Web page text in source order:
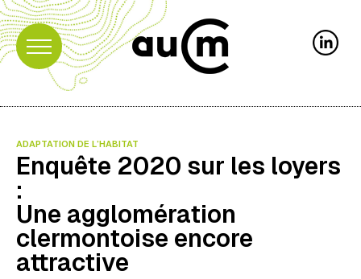
ADAPTATION DE L’HABITAT
Enquête 2020 sur les loyers
:
Une agglomération
clermontoise encore
attractive